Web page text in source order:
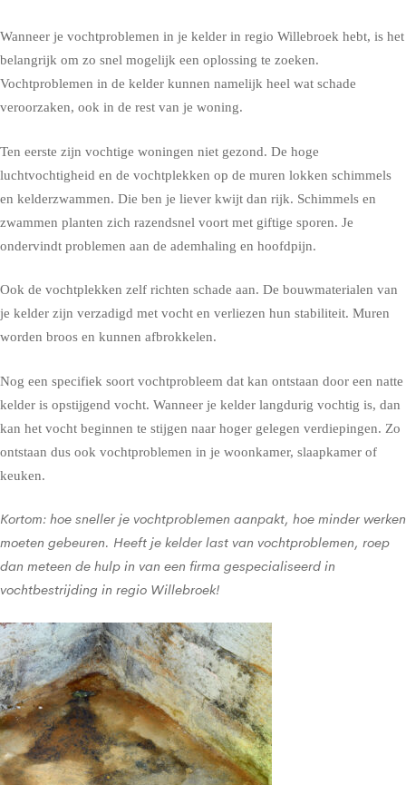
Wanneer je vochtproblemen in je kelder in regio Willebroek hebt, is het
belangrijk om zo snel mogelijk een oplossing te zoeken.
Vochtproblemen in de kelder kunnen namelijk heel wat schade
veroorzaken, ook in de rest van je woning.
Ten eerste zijn vochtige woningen niet gezond. De hoge
luchtvochtigheid en de vochtplekken op de muren lokken schimmels
en kelderzwammen. Die ben je liever kwijt dan rijk. Schimmels en
zwammen planten zich razendsnel voort met giftige sporen. Je
ondervindt problemen aan de ademhaling en hoofdpijn.
Ook de vochtplekken zelf richten schade aan. De bouwmaterialen van
je kelder zijn verzadigd met vocht en verliezen hun stabiliteit. Muren
worden broos en kunnen afbrokkelen.
Nog een specifiek soort vochtprobleem dat kan ontstaan door een natte
kelder is opstijgend vocht. Wanneer je kelder langdurig vochtig is, dan
kan het vocht beginnen te stijgen naar hoger gelegen verdiepingen. Zo
ontstaan dus ook vochtproblemen in je woonkamer, slaapkamer of
keuken.
Kortom: hoe sneller je vochtproblemen aanpakt, hoe minder werken
moeten gebeuren. Heeft je kelder last van vochtproblemen, roep
dan meteen de hulp in van een firma gespecialiseerd in
vochtbestrijding in regio Willebroek!